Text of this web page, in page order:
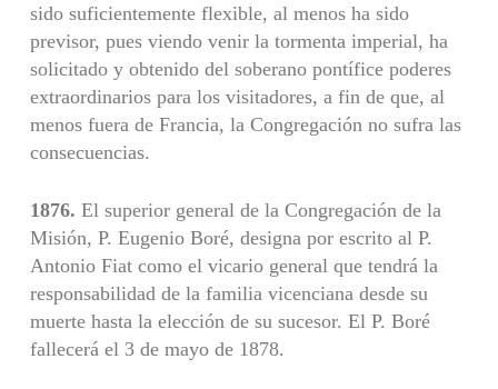
sido suficientemente flexible, al menos ha sido
previsor, pues viendo venir la tormenta imperial, ha
solicitado y obtenido del soberano pontífice poderes
extraordinarios para los visitadores, a fin de que, al
menos fuera de Francia, la Congregación no sufra las
consecuencias.
1876. El superior general de la Congregación de la
Misión, P. Eugenio Boré, designa por escrito al P.
Antonio Fiat como el vicario general que tendrá la
responsabilidad de la familia vicenciana desde su
muerte hasta la elección de su sucesor. El P. Boré
fallecerá el 3 de mayo de 1878.